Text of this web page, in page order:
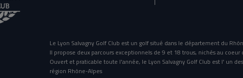
Le Lyon Salvagny Golf Club est un golf situé dans le département du
Il propose deux parcours exceptionnels de 9 et 18 trous, nichés au coeur
Ouvert et praticable toute l'année, le Lyon Salvagny Golf Club est l' un
région Rhône-Alpes